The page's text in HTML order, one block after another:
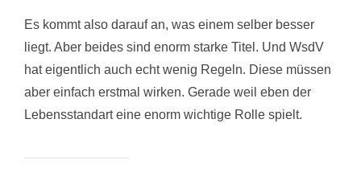
Es kommt also darauf an, was einem selber besser
liegt. Aber beides sind enorm starke Titel. Und WsdV
hat eigentlich auch echt wenig Regeln. Diese müssen
aber einfach erstmal wirken. Gerade weil eben der
Lebensstandart eine enorm wichtige Rolle spielt.